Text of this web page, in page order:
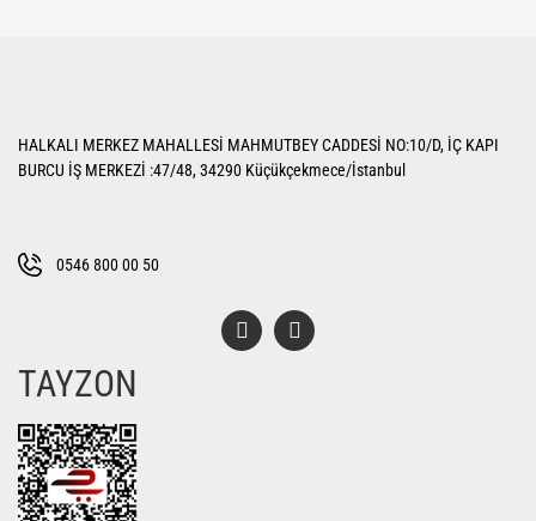
Ürün açıklamasında eksik bilgiler bulunuyor.
Bu ürüne benzer farklı alternatifler olmalı.
HALKALI MERKEZ MAHALLESİ MAHMUTBEY CADDESİ NO:10/D, İÇ KAPI
BURCU İŞ MERKEZİ :47/48, 34290 Küçükçekmece/İstanbul
0546 800 00 50
TAYZON